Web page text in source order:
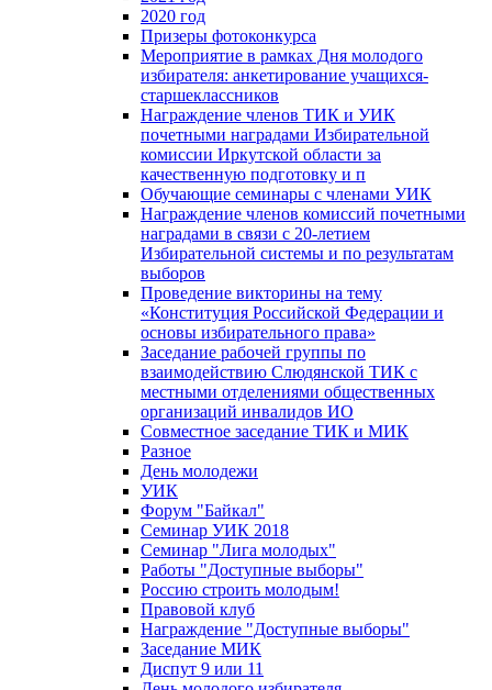
2020 год
Призеры фотоконкурса
Мероприятие в рамках Дня молодого
избирателя: анкетирование учащихся-
старшеклассников
Награждение членов ТИК и УИК
почетными наградами Избирательной
комиссии Иркутской области за
качественную подготовку и п
Обучающие семинары с членами УИК
Награждение членов комиссий почетными
наградами в связи с 20-летием
Избирательной системы и по результатам
выборов
Проведение викторины на тему
«Конституция Российской Федерации и
основы избирательного права»
Заседание рабочей группы по
взаимодействию Слюдянской ТИК с
местными отделениями общественных
организаций инвалидов ИО
Совместное заседание ТИК и МИК
Разное
День молодежи
УИК
Форум "Байкал"
Семинар УИК 2018
Семинар "Лига молодых"
Работы "Доступные выборы"
Россию строить молодым!
Правовой клуб
Награждение "Доступные выборы"
Заседание МИК
Диспут 9 или 11